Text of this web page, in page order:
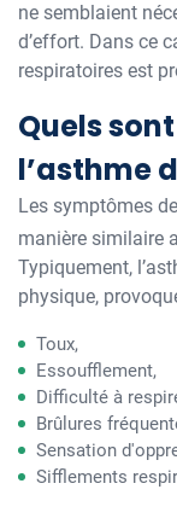
ne semblaient
d’effort. Dans ce
respiratoires est
Quels
l’asthme
Les symptômes
manière similaire
Typiquement,
physique,
Toux,
Essoufflement,
Difficulté à
Brûlures
Sensation
Sifflements